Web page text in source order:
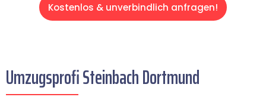
Kostenlos & unverbindlich anfragen!
Umzugsprofi Steinbach Dortmund